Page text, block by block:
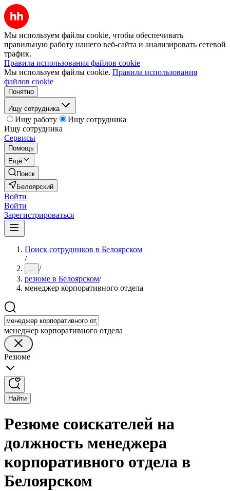
Мы используем файлы cookie, чтобы обеспечивать
правильную работу нашего веб-сайта и анализировать сетевой
трафик.
Правила использования файлов cookie
Мы используем файлы cookie. Правила использования
файлов cookie
Понятно
Ищу сотрудника
Ищу работу
Ищу сотрудника
Ищу сотрудника
Сервисы
Помощь
Ещё
Поиск
Белоярский
Войти
Войти
Зарегистрироваться
Поиск сотрудников в Белоярском
/
... /
резюме в Белоярском/
менеджер корпоративного отдела
менеджер корпоративного отдела
Резюме
Найти
Резюме соискателей на
должность менеджера
корпоративного отдела в
Белоярском